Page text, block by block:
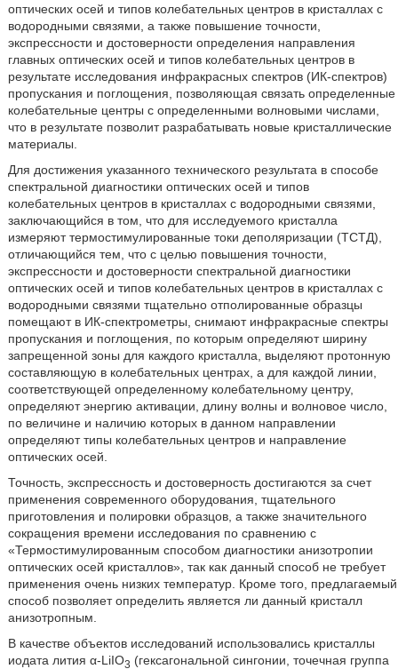
оптических осей и типов колебательных центров в кристаллах с
водородными связями, а также повышение точности,
экспрессности и достоверности определения направления
главных оптических осей и типов колебательных центров в
результате исследования инфракрасных спектров (ИК-спектров)
пропускания и поглощения, позволяющая связать определенные
колебательные центры с определенными волновыми числами,
что в результате позволит разрабатывать новые кристаллические
материалы.
Для достижения указанного технического результата в способе
спектральной диагностики оптических осей и типов
колебательных центров в кристаллах с водородными связями,
заключающийся в том, что для исследуемого кристалла
измеряют термостимулированные токи деполяризации (ТСТД),
отличающийся тем, что с целью повышения точности,
экспрессности и достоверности спектральной диагностики
оптических осей и типов колебательных центров в кристаллах с
водородными связями тщательно отполированные образцы
помещают в ИК-спектрометры, снимают инфракрасные спектры
пропускания и поглощения, по которым определяют ширину
запрещенной зоны для каждого кристалла, выделяют протонную
составляющую в колебательных центрах, а для каждой линии,
соответствующей определенному колебательному центру,
определяют энергию активации, длину волны и волновое число,
по величине и наличию которых в данном направлении
определяют типы колебательных центров и направление
оптических осей.
Точность, экспрессность и достоверность достигаются за счет
применения современного оборудования, тщательного
приготовления и полировки образцов, а также значительного
сокращения времени исследования по сравнению с
«Термостимулированным способом диагностики анизотропии
оптических осей кристаллов», так как данный способ не требует
применения очень низких температур. Кроме того, предлагаемый
способ позволяет определить является ли данный кристалл
анизотропным.
В качестве объектов исследований использовались кристаллы
иодата лития α-LiIО3 (гексагональной сингонии, точечная группа